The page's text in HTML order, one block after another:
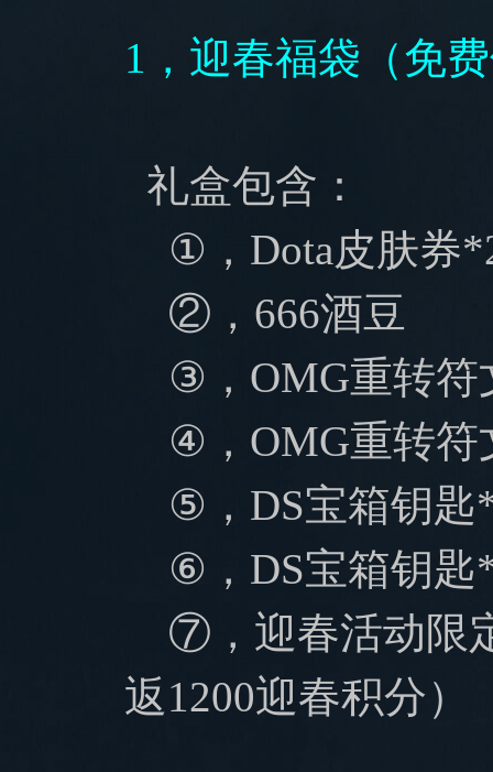
1，迎春福袋（免
礼盒包含：
①，Dota皮肤券
②，666酒豆
③，OMG重转符
④，OMG重转符
⑤，DS宝箱钥匙
⑥，DS宝箱钥匙
⑦， 迎春活动限
返1200迎春积分）